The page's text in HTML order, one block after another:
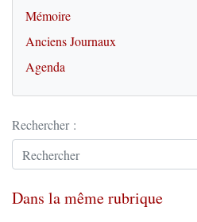
Mémoire
Anciens Journaux
Agenda
Rechercher :
Dans la même rubrique